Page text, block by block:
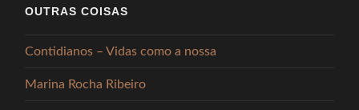
OUTRAS COISAS
Contidianos – Vidas como a nossa
Marina Rocha Ribeiro